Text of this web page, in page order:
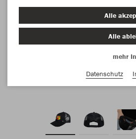
Alle
Alle
mehr
Datenschutz